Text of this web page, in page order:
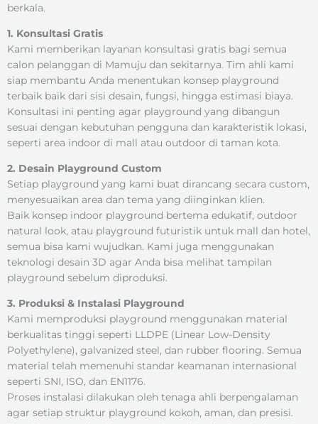
berkala.
1. Konsultasi Gratis
Kami memberikan layanan konsultasi gratis bagi semua
calon pelanggan di Mamuju dan sekitarnya. Tim ahli kami
siap membantu Anda menentukan konsep playground
terbaik baik dari sisi desain, fungsi, hingga estimasi biaya.
Konsultasi ini penting agar playground yang dibangun
sesuai dengan kebutuhan pengguna dan karakteristik lokasi,
seperti area indoor di mall atau outdoor di taman kota.
2. Desain Playground Custom
Setiap playground yang kami buat dirancang secara custom,
menyesuaikan area dan tema yang diinginkan klien.
Baik konsep indoor playground bertema edukatif, outdoor
natural look, atau playground futuristik untuk mall dan hotel,
semua bisa kami wujudkan. Kami juga menggunakan
teknologi desain 3D agar Anda bisa melihat tampilan
playground sebelum diproduksi.
3. Produksi & Instalasi Playground
Kami memproduksi playground menggunakan material
berkualitas tinggi seperti LLDPE (Linear Low-Density
Polyethylene), galvanized steel, dan rubber flooring. Semua
material telah memenuhi standar keamanan internasional
seperti SNI, ISO, dan EN1176.
Proses instalasi dilakukan oleh tenaga ahli berpengalaman
agar setiap struktur playground kokoh, aman, dan presisi.